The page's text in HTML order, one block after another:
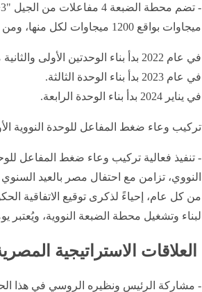
ميجاوات بواقع 1200 ميجاوات لكل منها، ومن المقرر إطلاق المفاعل الأول عام 2028.
في عام 2022 بدأ بناء الوحدتين الأولى والثانية من المحطة.
في عام 2023 بدأ بناء الوحدة الثالثة.
في يناير 2024 بدأ بناء الوحدة الرابعة.
تركيب وعاء ضغط المفاعل للوحدة النووية
- تنفيذ فعالية تركيب وعاء ضغط المفاعل
من كل عام، إحياءً لذكرى توقيع الاتفاقية
لبناء وتشغيل محطة الضبعة النووية، ويُعتبر
العلاقات الاستراتيجية
- مشاركة الرئيس ونظيره الروسي في هذا